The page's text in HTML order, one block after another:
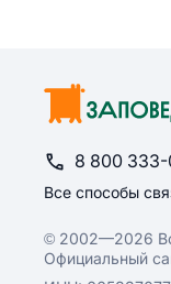
8 800 333-
Все способы
© 2002—2026
Официальный